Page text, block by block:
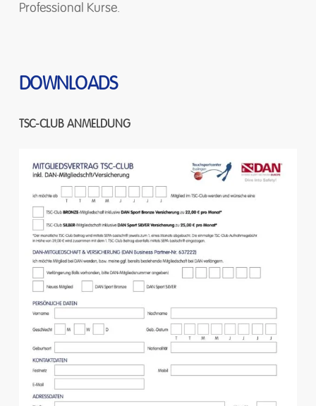
Professional Kurse.
DOWNLOADS
TSC-CLUB ANMELDUNG